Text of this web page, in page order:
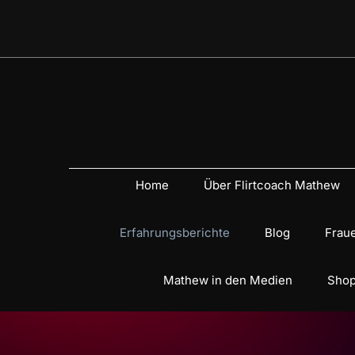
Home Über Flirtcoach Mathew
Erfahrungsberichte Blog
Mathew in den Medien